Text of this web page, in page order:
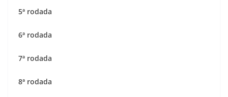
5ª rodada
6ª rodada
7ª rodada
8ª rodada